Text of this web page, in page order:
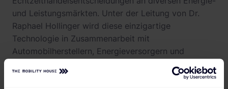
und Leistungsmärkten. Unter der Leitung von Dr.
Raphael Hollinger wird diese einzigartige
Technologie in Zusammenarbeit mit
Automobilherstellern, Energieversorgern und
Flottenbetreibern in verschiedenen europäischen
Ländern eingesetzt und weiter ausgerollt. Auch